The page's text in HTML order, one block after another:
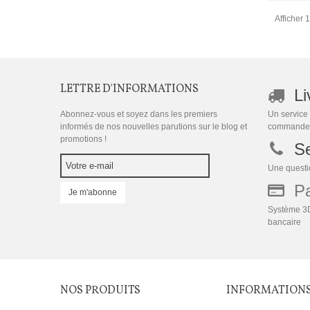
Afficher
LETTRE D'INFORMATIONS
Abonnez-vous et soyez dans les premiers
informés de nos nouvelles parutions sur le blog et
promotions !
Je m'abonne
Un
Une
Système
bancaire
NOS PRODUITS